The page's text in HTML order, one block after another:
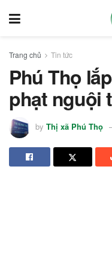
Trang chủ Tin tức
Phú Thọ
phạt nguội
by Thị xã Phú Thọ